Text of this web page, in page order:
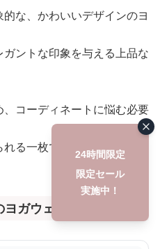
な、かわいいデザインのヨ
ントな印象を与える上品な
コーディネートに悩む必要
る一枚です。
ガウェアレギンス
24時間限定
限定セール
実施中！